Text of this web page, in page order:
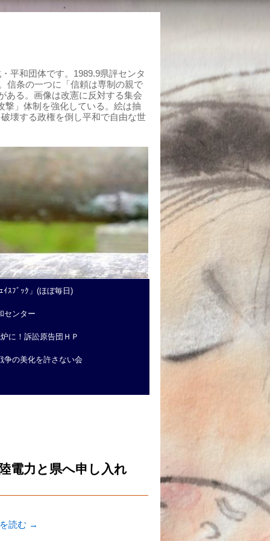
平和団体です。1989.9県評センタ
信条の一つに「信頼は専制の親で
ある。画像は改憲に反対する集会
撃」体制を強化している。絵は抽
壊する政権を倒し平和で自由な世
ｲｽﾌﾞｯｸ」(ほぼ毎日)
ンター
に！訴訟原告団ＨＰ
の美化を許さない会
電力と県へ申し入れ
読む →